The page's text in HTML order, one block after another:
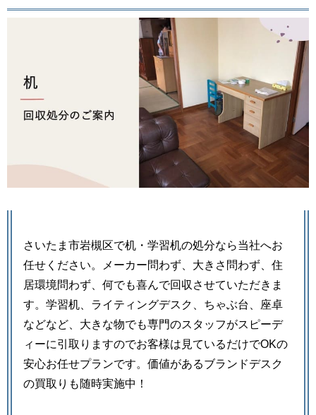
さいたま市岩槻区で机・学習机の処分なら当社へお
任せください。メーカー問わず、大きさ問わず、住
居環境問わず、何でも喜んで回収させていただきま
す。学習机、ライティングデスク、ちゃぶ台、座卓
などなど、大きな物でも専門のスタッフがスピーデ
ィーに引取りますのでお客様は見ているだけでOKの
安心お任せプランです。価値があるブランドデスク
の買取りも随時実施中！